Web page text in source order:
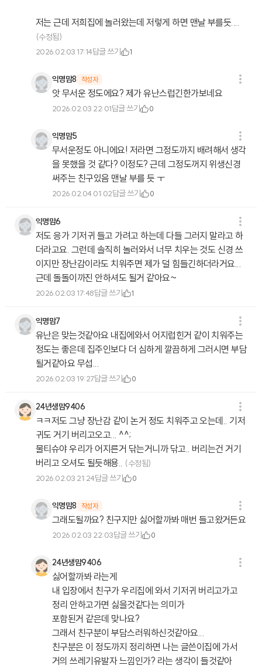
저는 근데 저희집에 놀러왔는데 저렇게 하면 맨날 부를듯....
(수정됨)
2026.02.03 17:14답글 쓰기 1
익명맘8 작성자
앗 무서운 정도에요? 제가 유난스럽긴한가보네요
2026.02.03 22:01답글 쓰기 0
익명맘5
무서운정도 아니에요! 저라면 그정도까지 배려해서 생각
을 못했을 것 같다? 이정도? 근데 그정도꺼지 위생신경
써주는 친구있음 맨날 부를 듯 ㅜ
2026.02.04 01:02답글 쓰기 0
익명맘6
저도 응가 기저귀 들고 가려고 하는데 다들 그러지 말라고 하
더라고요. 그런데 솔직히 놀러와서 너무 치우는 것도 신경 쓰
이지만 장난감이라도 치워주면 제가 덜 힘들긴하더라거요...
근데 돌돌이까진 안하셔도 될거 같아요~
2026.02.03 17:48답글 쓰기 1
익명맘7
유난은 맞는것같아요 내집에와서 어지럽힌거 같이 치워주는
정도는 좋은데 집주인보다 더 심하게 깔끔하게 그러시면 부담
될거같아요 무섭...
2026.02.03 19:27답글 쓰기 0
24년생맘9406
ㅋㅋ저도 그냥 장난감 같이 논거 정도 치워주고 오는데.. 기저
귀도 거기 버리고오고... ^^;
물티슈야 우리가 어지른거 닦는거니까 닦고.. 버리는건 거기
버리고 오셔도 될듯해용.. (수정됨)
2026.02.03 21:24답글 쓰기 0
익명맘8 작성자
그래도될까요? 친구지만 싫어할까봐 매번 들고왔거든요
2026.02.03 22:03답글 쓰기 0
24년생맘9406
싫어할까봐 라는게
내 입장에서 친구가 우리집에 와서 기저귀 버리고가고
정리 안하고가면 싫을것같다는 의미가
포함된거 같은데 맞나요?
그래서 친구분이 부담스러워하신것같아요...
친구분은 이 정도까지 정리하면 나는 글쓴이집에 가서
거의 쓰레기유발자 느낌인가? 라는 생각이 들것같아